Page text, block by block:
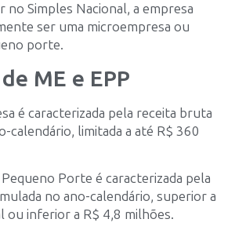
no Simples Nacional, a empresa
ser uma microempresa ou
porte.
ME e EPP
é caracterizada pela receita bruta
calendário, limitada a até R$ 360
Porte é caracterizada pela
no ano-calendário, superior a
ou inferior a R$ 4,8 milhões.